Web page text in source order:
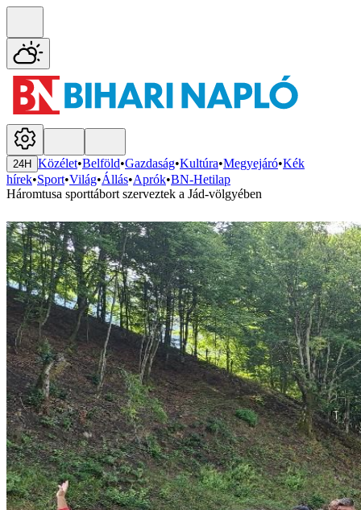
24H Közélet•Belföld•Gazdaság•Kultúra•Megyejáró•Kék
hírek•Sport•Világ•Állás•Aprók•BN-Hetilap
Háromtusa sporttábort szerveztek a Jád-völgyében